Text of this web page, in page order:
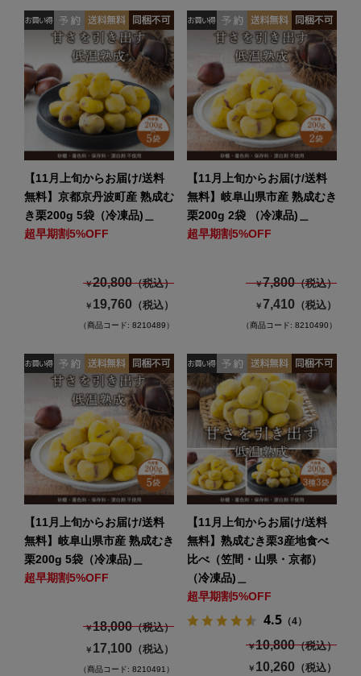
【11月上旬からお届け/送料
無料】京都京丹波町産 熟成む
き栗200g 5袋（冷凍品)＿
超早期割5%OFF
￥20,800（税込）
￥ 19,760 （税込）
（商品コード: 8210489）
【11月上旬からお届け/送料
無料】岐阜山県市産 熟成むき
栗200g 2袋 （冷凍品)＿
超早期割5%OFF
￥7,800（税込）
￥7,410 （税込）
（商品コード: 8210490）
【11月上旬からお届け/送料
無料】岐阜山県市産 熟成むき
栗200g 5袋（冷凍品)＿
超早期割5%OFF
￥18,000（税込）
￥ 17,100 （税込）
（商品コード: 8210491）
【11月上旬からお届け/送料
無料】熟成むき栗3産地食べ
比べ（笠間・山県・京都）
（冷凍品)＿
超早期割5%OFF
4.5（4）
￥10,800（税込）
￥ 10,260 （税込）